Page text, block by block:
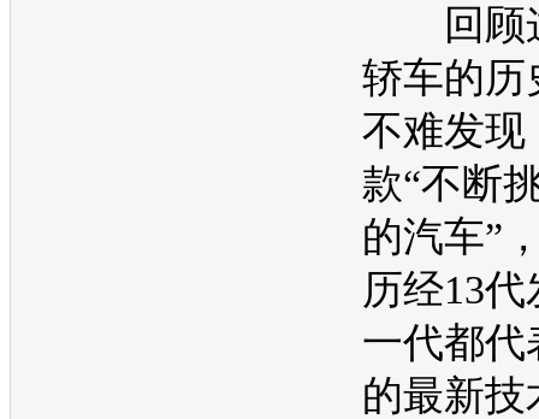
回顾
轿车的历
不难发现
款“不断
的汽车”
历经13
一代都代
的最新技